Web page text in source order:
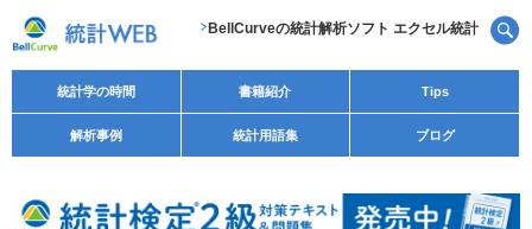
BellCurveの統計解析ソフト エクセル統計
統計学の時間 書籍紹介 Tips
解析事例 統計用語集 ブログ